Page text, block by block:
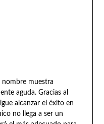
nombre muestra
aguda. Gracias al
alcanzar el éxito en
no llega a ser un